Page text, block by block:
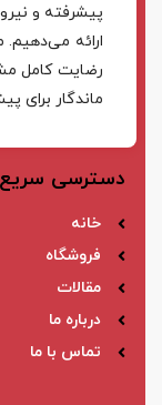
پیشرفته و
ارائه
رضایت کامل
ماندگار
دسترسی سریع
خانه
فروشگاه
مقالات
درباره ما
تماس با ما